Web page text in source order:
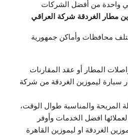
واحدة من أفضل الشركات
مطار الغردقة شركة العراقي
محافظات وأماكن جمهورية
المطار أو عقد المقارنات
سيارة ليموزين الغردقة من شركة
المريحة والمناسبة طوال الوقت،
افضل الخدمات وأوفر
الغردقة او ليموزين القاهرة